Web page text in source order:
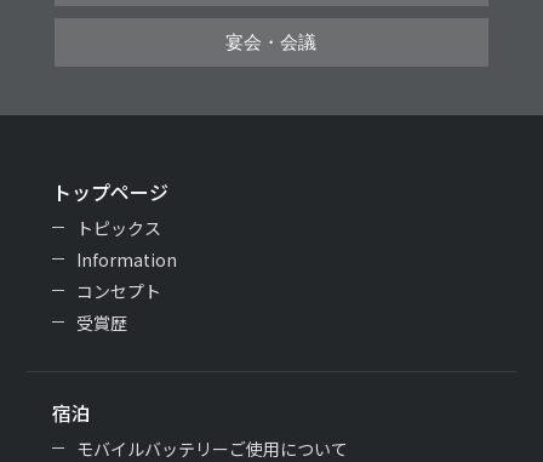
宴会・会議
トップページ
トピックス
Information
コンセプト
受賞歴
宿泊
モバイルバッテリーご使用について